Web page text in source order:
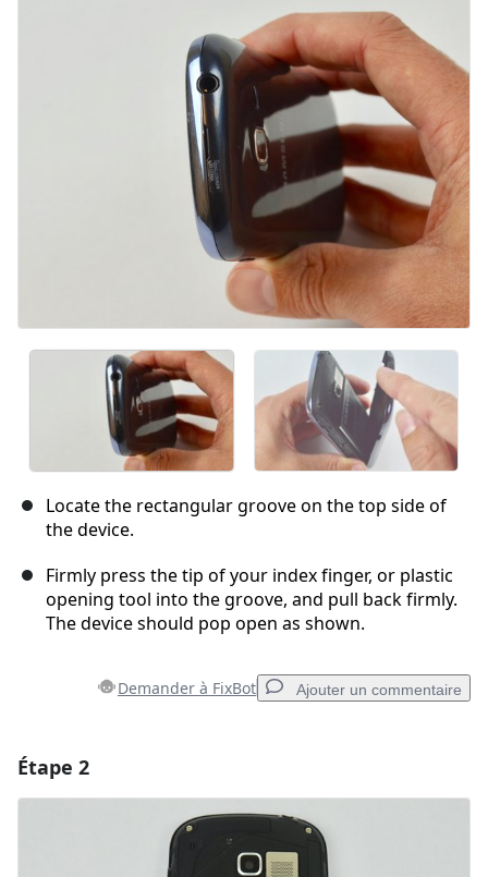
Locate the rectangular groove on the top side of
the device.
Firmly press the tip of your index finger, or plastic
opening tool into the groove, and pull back firmly.
The device should pop open as shown.
Demander à FixBot Ajouter un commentaire
Ajouter un commentaire
Étape 2